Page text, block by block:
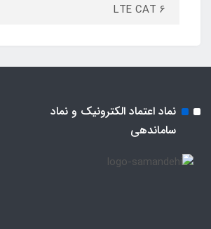
LTE CAT 6
نماد اعتماد الکترونیک و نماد
ساماندهی